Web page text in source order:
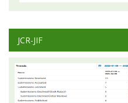
JCR-JIF